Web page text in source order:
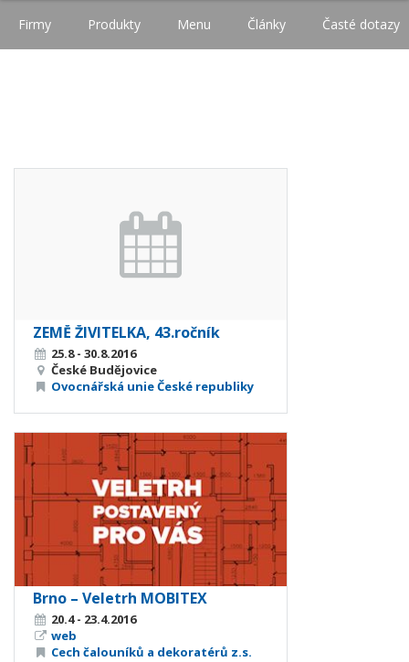
Firmy Produkty Menu Články Časté dotazy
ZEMĚ ŽIVITELKA, 43.ročník
25.8 - 30.8.2016
České Budějovice
Ovocnářská unie České republiky
Brno – Veletrh MOBITEX
20.4 - 23.4.2016
web
Cech čalouníků a dekoratérů z.s.